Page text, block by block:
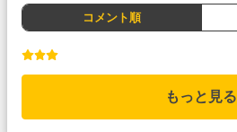
コメント順
もっと見る